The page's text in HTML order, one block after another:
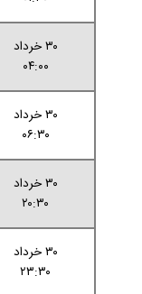
۳۰ خرداد
۰۴:۰۰
۳۰ خرداد
۰۶:۳۰
۳۰ خرداد
۲۰:۳۰
۳۰ خرداد
۲۳:۳۰